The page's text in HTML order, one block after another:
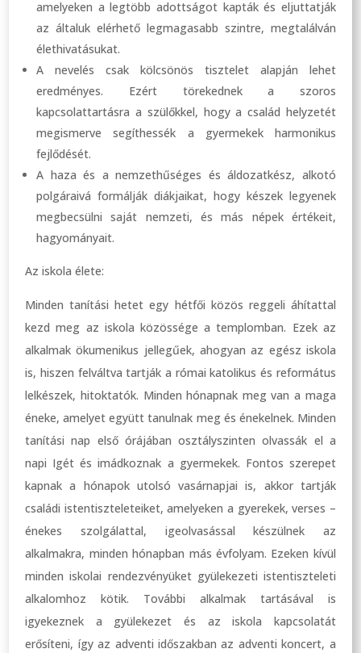
amelyeken a legtöbb adottságot kapták és eljuttatják
az általuk elérhető legmagasabb szintre, megtalálván
élethivatásukat.
A nevelés csak kölcsönös tisztelet alapján lehet
eredményes. Ezért törekednek a szoros
kapcsolattartásra a szülőkkel, hogy a család helyzetét
megismerve segíthessék a gyermekek harmonikus
fejlődését.
A haza és a nemzethűséges és áldozatkész, alkotó
polgáraivá formálják diákjaikat, hogy készek legyenek
megbecsülni saját nemzeti, és más népek értékeit,
hagyományait.
Az iskola élete:
Minden tanítási hetet egy hétfői közös reggeli áhítattal
kezd meg az iskola közössége a templomban. Ezek az
alkalmak ökumenikus jellegűek, ahogyan az egész iskola
is, hiszen felváltva tartják a római katolikus és református
lelkészek, hitoktatók. Minden hónapnak meg van a maga
éneke, amelyet együtt tanulnak meg és énekelnek. Minden
tanítási nap első órájában osztályszinten olvassák el a
napi Igét és imádkoznak a gyermekek. Fontos szerepet
kapnak a hónapok utolsó vasárnapjai is, akkor tartják
családi istentiszteleteiket, amelyeken a gyerekek, verses –
énekes szolgálattal, igeolvasással készülnek az
alkalmakra, minden hónapban más évfolyam. Ezeken kívül
minden iskolai rendezvényüket gyülekezeti istentiszteleti
alkalomhoz kötik. További alkalmak tartásával is
igyekeznek a gyülekezet és az iskola kapcsolatát
erősíteni, így az adventi időszakban az adventi koncert, a